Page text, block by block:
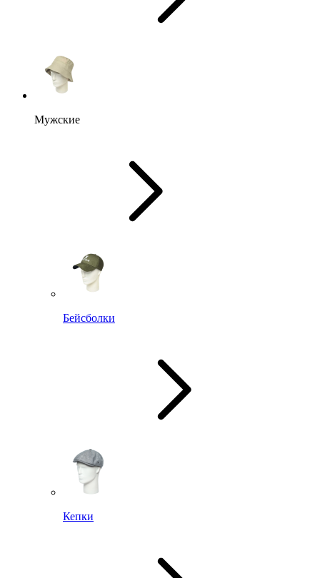
Мужские
Бейсболки
Кепки